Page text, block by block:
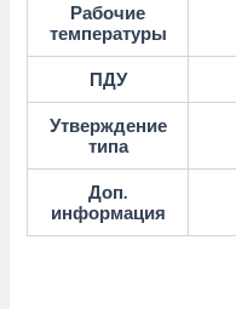
Рабочие
температуры
ПДУ
Утверждение
типа
Доп.
информация